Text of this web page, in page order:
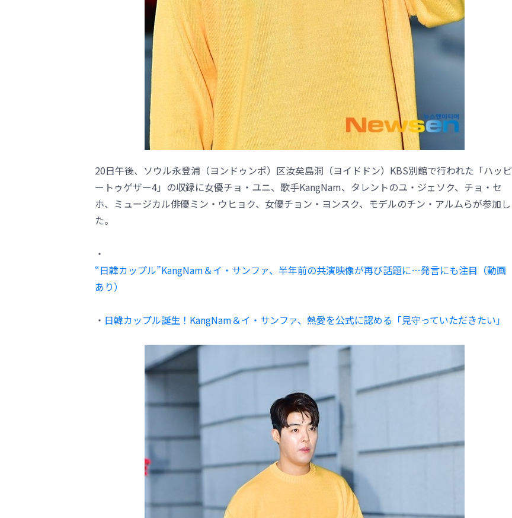
20日午後、ソウル永登浦（ヨンドゥンポ）区汝矣島洞（ヨイドドン）KBS別館で行われた「ハッピ
ートゥゲザー4」の収録に女優チョ・ユニ、歌手KangNam、タレントのユ・ジェソク、チョ・セ
ホ、ミュージカル俳優ミン・ウヒョク、女優チョン・ヨンスク、モデルのチン・アルムらが参加し
た。
・
“日韓カップル”KangNam＆イ・サンファ、半年前の共演映像が再び話題に…発言にも注目（動画
あり）
・ 日韓カップル誕生！KangNam＆イ・サンファ、熱愛を公式に認める「見守っていただきたい」